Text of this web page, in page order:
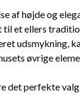
af højde og
et ellers
udsmykning,
øvrige
perfekte valg